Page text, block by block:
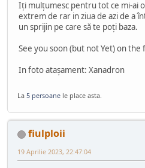
Iți mulțumesc pentru tot ce mi-ai
extrem de rar in ziua de azi de a
un sprijin pe care să te poți baza.
See you soon (but not Yet) on the
In foto atașament: Xanadron
La 5 persoane le place asta.
fiulploii
19 Aprilie 2023, 22:47:04